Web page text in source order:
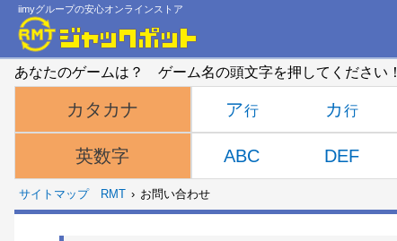
iimyグループの安心オンラインストア
あなたのゲームは？ ゲーム名の頭文字を押してください！
カタカナ
英数字
ア カ
ABC DEF
サイトマップ RMT お問い合わせ